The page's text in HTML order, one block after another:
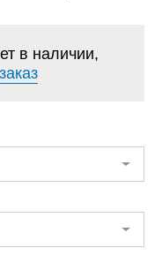
в наличии,